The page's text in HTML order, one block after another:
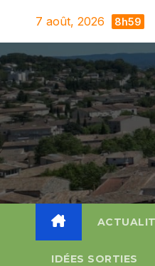
content
7 août, 2026 8h59
IDÉES SORTIES